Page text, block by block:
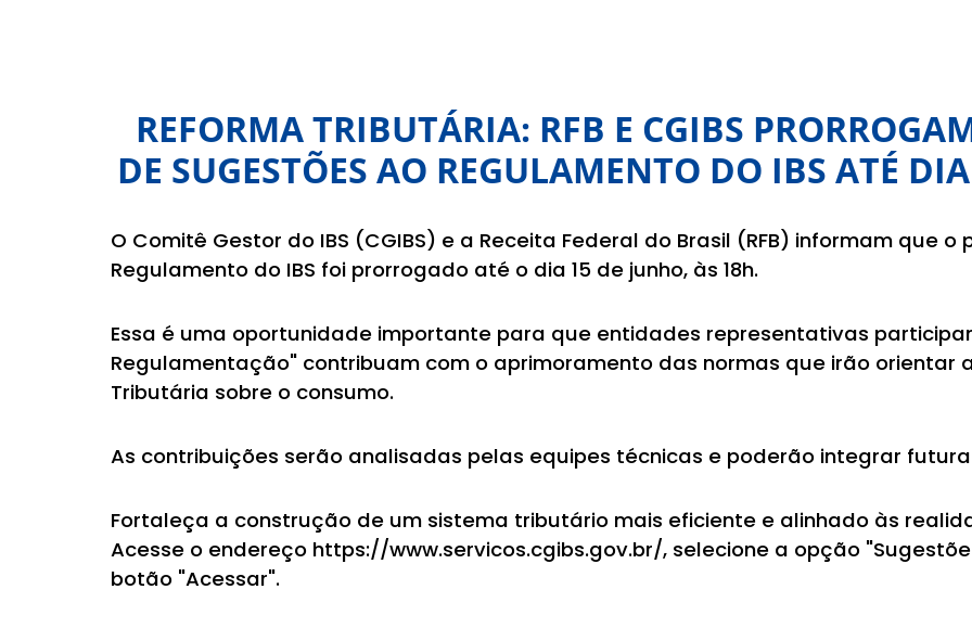
REFORMA TRIBUTÁRIA: RFB E CGIBS
DE SUGESTÕES AO REGULAMENTO DO IBS ATÉ
O Comitê Gestor do IBS (CGIBS) e a Receita Federal do Brasil (RFB) informam que
Regulamento do IBS foi prorrogado até o dia 15 de junho, às 18h.
Essa é uma oportunidade importante para que entidades representativas
Regulamentação" contribuam com o aprimoramento das normas que irão orientar
Tributária sobre o consumo.
As contribuições serão analisadas pelas equipes técnicas e poderão integrar
Fortaleça a construção de um sistema tributário mais eficiente e alinhado às
Acesse o endereço https://www.servicos.cgibs.gov.br/, selecione a opção
botão "Acessar".